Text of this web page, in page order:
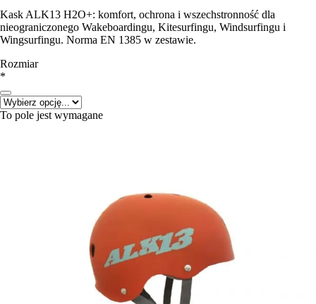
Kask ALK13 H2O+: komfort, ochrona i wszechstronność dla
nieograniczonego Wakeboardingu, Kitesurfingu, Windsurfingu i
Wingsurfingu. Norma EN 1385 w zestawie.
Rozmiar
*
To pole jest wymagane